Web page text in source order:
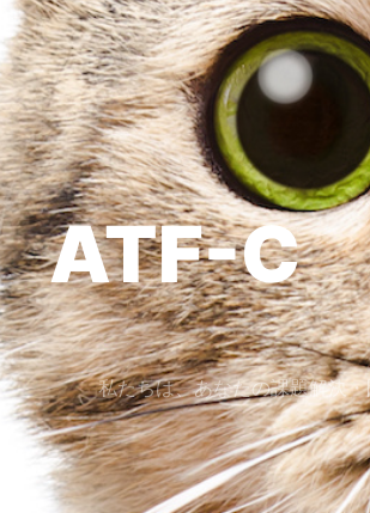
ATF-C
私たちは、あなたの課題解決